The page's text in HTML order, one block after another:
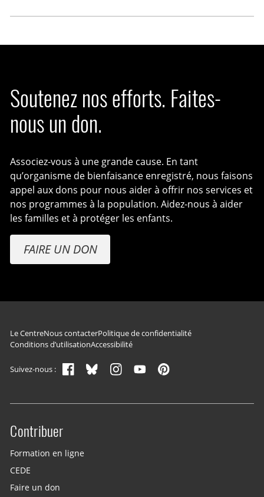
Soutenez nos efforts. Faites-
nous un don.
Associez-vous à une grande cause. En tant
qu’organisme de bienfaisance enregistré, nous faisons
appel aux dons pour nous aider à offrir nos services et
nos programmes à la population. Aidez-nous à aider
les familles et à protéger les enfants.
FAIRE UN DON
Navigation du pied de page
Le CentreNous contacterPolitique de confidentialité
Conditions d’utilisationAccessibilité
Suivez-nous :
Site menu
Contribuer
Formation en ligne
CEDE
Faire un don